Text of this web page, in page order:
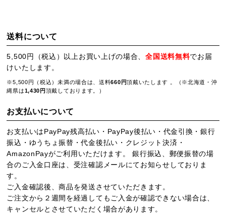
送料について
5,500円（税込）以上お買い上げの場合、全国送料無料でお届
けいたします。
※5,500円（税込）未満の場合は、送料660円頂戴いたします 。（※北海道・沖
縄県は1,430円 頂戴しております。）
お支払いについて
お支払いはPayPay残高払い・PayPay後払い・代金引換・銀行
振込・ゆうちょ振替・代金後払い・クレジット決済・
AmazonPayがご利用いただけます。 銀行振込、郵便振替の場
合のご入金口座は、受注確認メールにてお知らせしておりま
す。
ご入金確認後、商品を発送させていただきます。
ご注文から２週間を経過してもご入金が確認できない場合は、
キャンセルとさせていただく場合があります。